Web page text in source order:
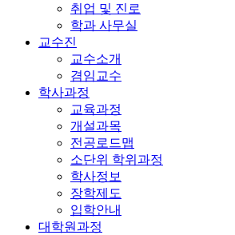
취업 및 진로
학과 사무실
교수진
교수소개
겸임교수
학사과정
교육과정
개설과목
전공로드맵
소단위 학위과정
학사정보
장학제도
입학안내
대학원과정